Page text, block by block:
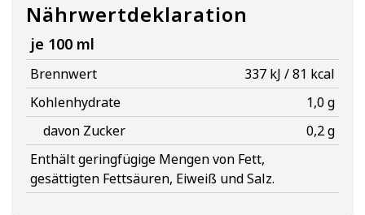
Nährwertdeklaration
je 100 ml
Brennwert
337 kJ / 81 kcal
Kohlenhydrate
1,0 g
davon Zucker
0,2 g
Enthält geringfügige Mengen von Fett,
gesättigten Fettsäuren, Eiweiß und Salz.